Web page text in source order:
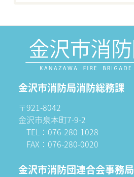
金沢市消防局消防総務課
〒921-8042
金沢市泉本町7-9-2
TEL：076-280-1028
FAX：076-280-0020
金沢市消防団連合会事務局